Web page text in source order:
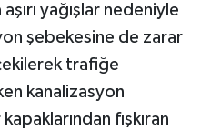
yağışlar nedeniyle
şebekesine de zarar
trafiğe
kanalizasyon
fışkıran